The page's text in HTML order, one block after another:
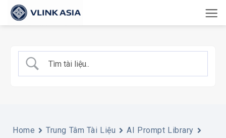
qua
dung
Home Trung Tâm Tài Liệu
AI Prompt Library